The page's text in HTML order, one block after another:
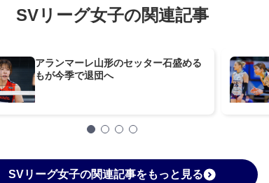
SVリーグ女子の関連記事
アランマーレ山形のセッター石盛める
もが今季で退団へ
SVリーグ女子の関連記事をもっと見る